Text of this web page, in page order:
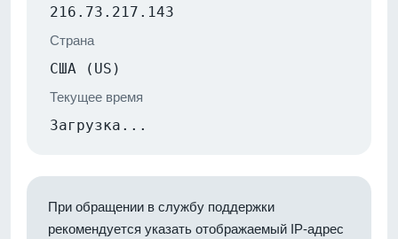
216.73.217.143
Страна
США (US)
Текущее время
Загрузка...
При обращении в службу поддержки
рекомендуется указать отображаемый IP-адрес